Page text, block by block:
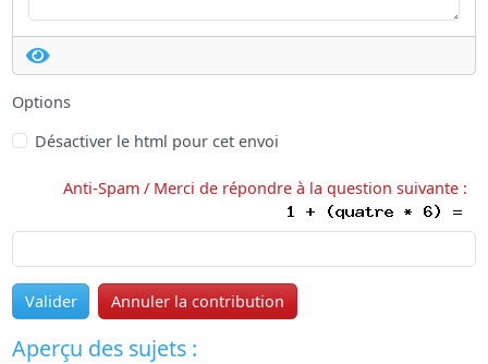
Options
Désactiver le html pour cet envoi
Anti-Spam / Merci de répondre à la question suivante :
Valider Annuler la contribution
Aperçu des sujets :